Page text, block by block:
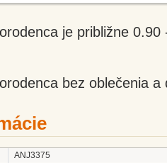
je približne
bez oblečenia
ANJ3375